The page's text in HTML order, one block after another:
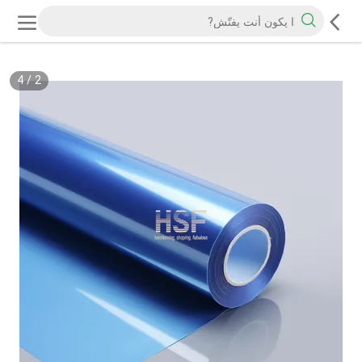
2
/
4